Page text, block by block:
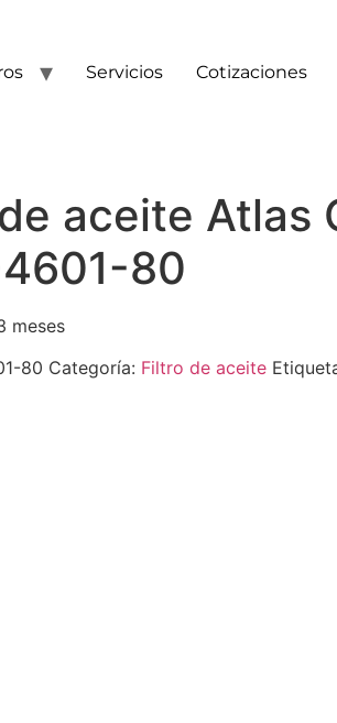
Servicios Cotizaciones
aceite Atlas
80
meses
80 Categoría: Filtro de aceite